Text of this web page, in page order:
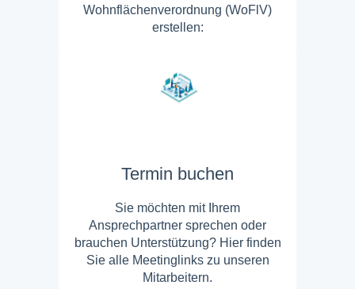
Wohnflächenverordnung (WoFlV)
erstellen:
Termin buchen
Sie möchten mit Ihrem
Ansprechpartner sprechen oder
brauchen Unterstützung? Hier finden
Sie alle Meetinglinks zu unseren
Mitarbeitern.